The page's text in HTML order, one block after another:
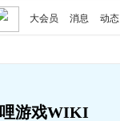
大会员 消息 动态
游戏WIKI